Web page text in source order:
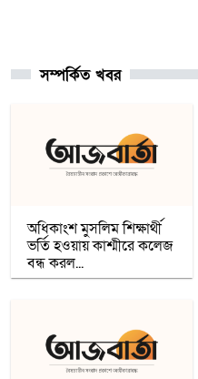
আলোচনা
সম্পর্কিত খবর
অধিকাংশ মুসলিম শিক্ষার্থী
ভর্তি হওয়ায় কাশ্মীরে কলেজ
বন্ধ করল...